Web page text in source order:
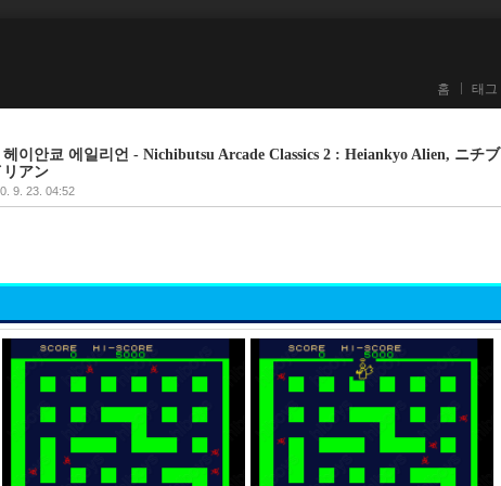
홈 태그
이안쿄 에일리언 - Nichibutsu Arcade Classics 2 : Heiankyo Alien, ニチブ
リアン
9. 23. 04:52